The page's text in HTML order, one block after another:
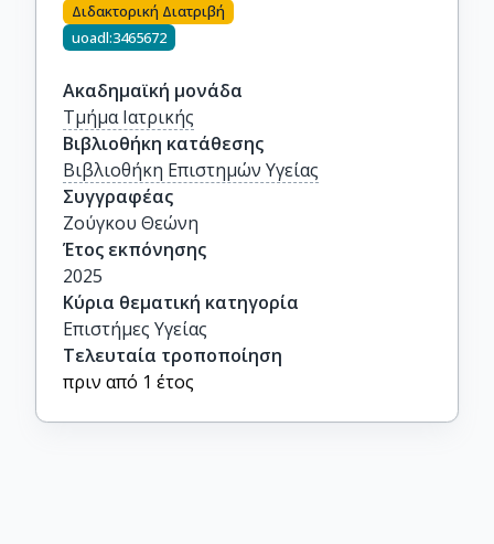
Διδακτορική Διατριβή
uoadl:3465672
Ακαδημαϊκή μονάδα
Τμήμα Ιατρικής
Βιβλιοθήκη κατάθεσης
Βιβλιοθήκη Επιστημών Υγείας
Συγγραφέας
Ζούγκου Θεώνη
Έτος εκπόνησης
2025
Κύρια θεματική κατηγορία
Επιστήμες Υγείας
Τελευταία τροποποίηση
πριν από 1 έτος